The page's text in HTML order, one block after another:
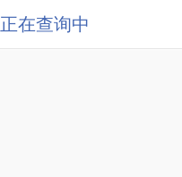
正在查询中